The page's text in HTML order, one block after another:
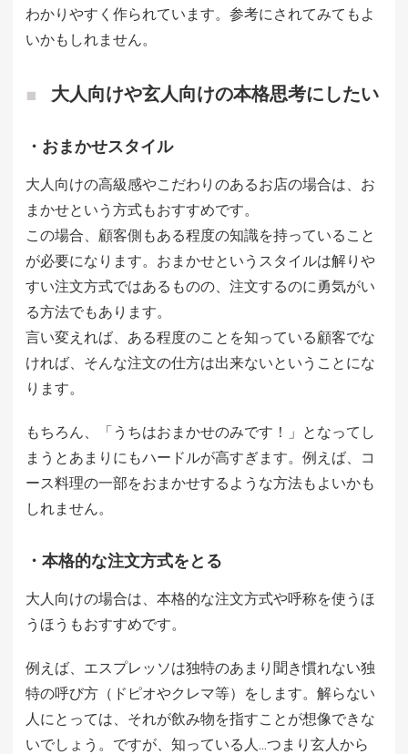
わかりやすく作られています。参考にされてみてもよ
いかもしれません。
大人向けや玄人向けの本格思考にしたい
・おまかせスタイル
大人向けの高級感やこだわりのあるお店の場合は、お
まかせという方式もおすすめです。
この場合、顧客側もある程度の知識を持っていること
が必要になります。おまかせというスタイルは解りや
すい注文方式ではあるものの、注文するのに勇気がい
る方法でもあります。
言い変えれば、ある程度のことを知っている顧客でな
ければ、そんな注文の仕方は出来ないということにな
ります。
もちろん、「うちはおまかせのみです！」となってし
まうとあまりにもハードルが高すぎます。例えば、コ
ース料理の一部をおまかせするような方法もよいかも
しれません。
・本格的な注文方式をとる
大人向けの場合は、本格的な注文方式や呼称を使うほ
うほうもおすすめです。
例えば、エスプレッソは独特のあまり聞き慣れない独
特の呼び方（ドピオやクレマ等）をします。解らない
人にとっては、それが飲み物を指すことが想像できな
いでしょう。ですが、知っている人…つまり玄人から